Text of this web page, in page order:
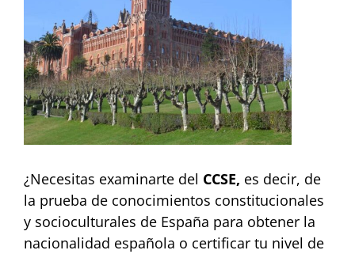
¿Necesitas examinarte del CCSE, es decir, de
la prueba de conocimientos constitucionales
y socioculturales de España para obtener la
nacionalidad española o certificar tu nivel de